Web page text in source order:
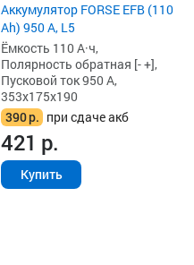
Аккумулятор FORSE EFB (110
Ah) 950 А, L5
Ёмкость 110 А·ч,
Полярность обратная [- +],
Пусковой ток 950 А,
353x175x190
390р. при сдаче акб
421 р.
Купить